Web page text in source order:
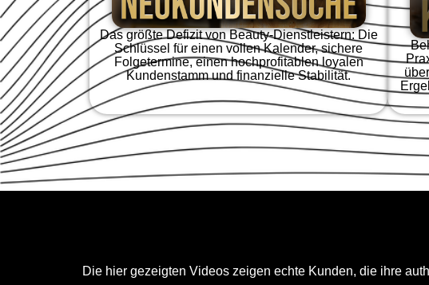
Das größte Defizit von Beauty-Dienstleistern: Die
Schlüssel für einen vollen Kalender, sichere
Folgetermine, einen hochprofitablen loyalen
Kundenstamm und finanzielle Stabilität.
Die hier gezeigten Videos zeigen echte Kunden, die ihre